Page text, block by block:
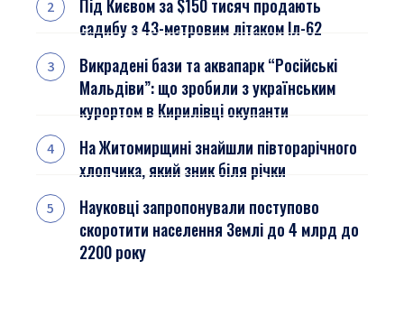
Під Києвом за $150 тисяч продають
садибу з 43-метровим літаком Іл-62
Викрадені бази та аквапарк “Російські
Мальдіви”: що зробили з українським
курортом в Кирилівці окупанти
На Житомирщині знайшли півторарічного
хлопчика, який зник біля річки
Науковці запропонували поступово
скоротити населення Землі до 4 млрд до
2200 року